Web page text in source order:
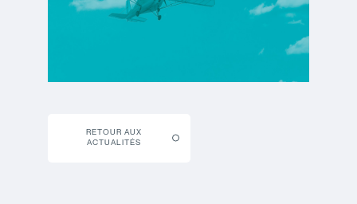
RETOUR AUX
ACTUALITÉS